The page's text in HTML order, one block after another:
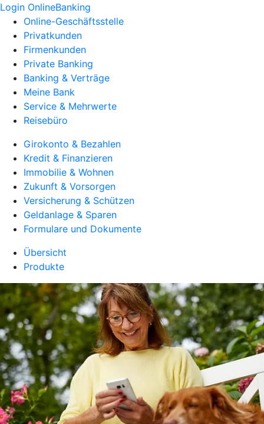
Login OnlineBanking
Online-Geschäftsstelle
Privatkunden
Firmenkunden
Private Banking
Banking & Verträge
Meine Bank
Service & Mehrwerte
Reisebüro
Girokonto & Bezahlen
Kredit & Finanzieren
Immobilie & Wohnen
Zukunft & Vorsorgen
Versicherung & Schützen
Geldanlage & Sparen
Formulare und Dokumente
Übersicht
Produkte